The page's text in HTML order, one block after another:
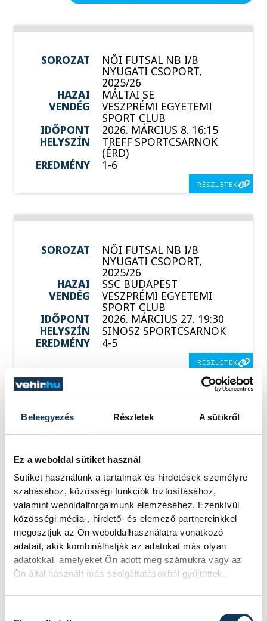
Beleegyezés Részletek A sütikről
Ez a weboldal sütiket használ
Sütiket használunk a tartalmak és hirdetések személyre
szabásához, közösségi funkciók biztosításához,
valamint weboldalforgalmunk elemzéséhez. Ezenkívül
közösségi média-, hirdető- és elemező partnereinkkel
megosztjuk az Ön weboldalhasználatra vonatkozó
adatait, akik kombinálhatják az adatokat más olyan
adatokkal, amelyeket Ön adott meg számukra vagy az
Ön által használt más szolgáltatásokból gyűjtöttek.
SOROZAT NŐI FUTSAL NB I/B
NYUGATI CSOPORT,
2025/26
HAZAI
MÁLTAI SE
VENDÉG
VESZPRÉMI EGYETEMI
SPORT CLUB
IDŐPONT
2026. MÁRCIUS 8. 16:15
HELYSZÍN
TREFF SPORTCSARNOK
(ÉRD)
EREDMÉNY
1-6
RÉSZLETEK
SOROZAT NŐI FUTSAL NB I/B
NYUGATI CSOPORT,
2025/26
HAZAI
SSC BUDAPEST
VENDÉG
VESZPRÉMI EGYETEMI
SPORT CLUB
IDŐPONT
2026. MÁRCIUS 27. 19:30
HELYSZÍN
SINOSZ SPORTCSARNOK
EREDMÉNY
4-5
RÉSZLETEK
NYUGATI CSOPORT,
HAZAI
ASTRA HFC
VENDÉG
VESZPRÉMI EGYETEMI
SPORT CLUB
IDŐPONT
2026. ÁPRILIS 26. 17:00
HELYSZÍN
ÜLLŐ VÁROSI
SPORTCSARNOK
EREDMÉNY
7-2
RÉSZLETEK